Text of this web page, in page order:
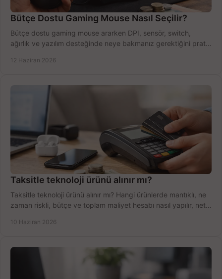
Bütçe Dostu Gaming Mouse Nasıl Seçilir?
Bütçe dostu gaming mouse ararken DPI, sensör, switch,
ağırlık ve yazılım desteğinde neye bakmanız gerektiğini pratik
12 Haziran 2026
Taksitle teknoloji ürünü alınır mı?
Taksitle teknoloji ürünü alınır mı? Hangi ürünlerde mantıklı, ne
zaman riskli, bütçe ve toplam maliyet hesabı nasıl yapılır, net
10 Haziran 2026